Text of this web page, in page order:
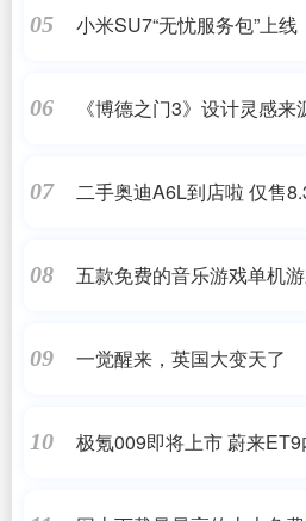
05 小米SU7“无忧服务包”上
06
《博德之门3》设计灵感
07 二手奥迪A6L到店啦 仅售
08 五款免费的音乐游戏单机
09 一觉醒来，英国大变天了
10 极氪009即将上市 蔚来